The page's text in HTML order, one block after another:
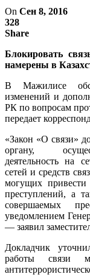
On Сен 8, 2016
328
Share
Блокировать
намерены в
В Мажилисе
изменений и
РК по вопросам
передает
«Закон «О связи»
органу,
деятельность на
сетей и средств
могущих
преступлений, а
совершаемых
уведомлением
— заявил
Докладчик
работы связи